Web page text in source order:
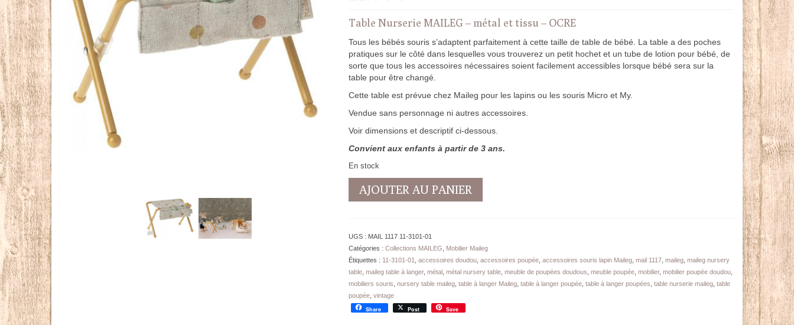
Table Nurserie MAILEG – métal et tissu – OCRE
Tous les bébés souris s’adaptent parfaitement à cette taille de table de bébé. La table a des poches
pratiques sur le côté dans lesquelles vous trouverez un petit hochet et un tube de lotion pour bébé, de
sorte que tous les accessoires nécessaires soient facilement accessibles lorsque bébé sera sur la
table pour être changé.
Cette table est prévue chez Maileg pour les lapins ou les souris Micro et My.
Vendue sans personnage ni autres accessoires.
Voir dimensions et descriptif ci-dessous.
Convient aux enfants à partir de 3 ans.
En stock
pour
MICRO
-
8
AJOUTER AU PANIER
UGS : MAIL 1117 11-3101-01
Catégories : Collections MAILEG
Mobilier Maileg
Étiquettes : 11-3101-01 accessoires doudou, accessoires poupée, accessoires souris lapin Maileg, mail 1117, maileg, maileg nursery
table, maileg table à langer, métal, métal nursery table, meuble de poupées doudous meuble poupée, mobilier, mobilier poupée doudou,
mobiliers souris nursery table maileg, table à langer Maileg, table à langer poupée, table à langer poupées table nurserie maileg, table
poupée, vintage
Share Post Save